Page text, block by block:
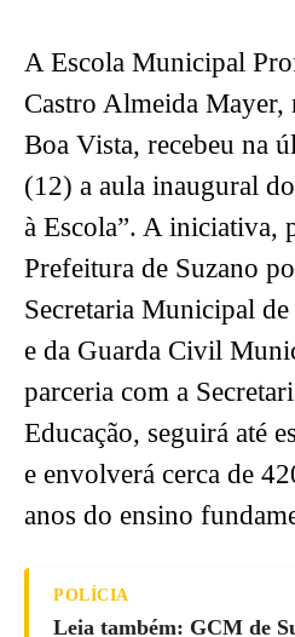
A Escola Municipal
Castro Almeida Mayer,
Boa Vista, recebeu na
(12) a aula inaugural
à Escola”. A iniciativa,
Prefeitura de Suzano
Secretaria Municipal
e da Guarda Civil
parceria com a
Educação, seguirá até
e envolverá cerca de
anos do ensino
POLÍCIA
Leia também: GCM de